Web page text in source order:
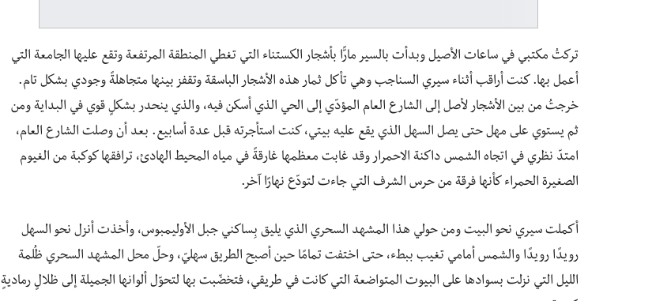
تركتُ مكتبي في ساعات الأصيل وبدأت بالسير مارًّا بأشجار الكستناء التي تغطي المنطقة المرتفعة وتقع عليها الجامعة التي
أعمل بها. كنت أراقب أثناء سيري السناجب وهي تأكل ثمار هذه الأشجار الباسقة وتقفز بينها متجاهلةً وجودي بشكل تام.
خرجتُ من بين الأشجار لأصل إلى الشارع العام المؤدّي إلى الحي الذي أسكن فيه، والذي ينحدر بشكلٍ قوي في البداية ومن
ثم يستوي على مهل حتى يصل السهل الذي يقع عليه بيتي، كنت استأجرته قبل عدة أسابيع. بعد أن وصلت الشارع العام،
امتدّ نظري في اتجاه الشمس داكنة الاحمرار وقد غابت معظمها غارقةً في مياه المحيط الهادئ، ترافقها كوكبة من الغيوم
الصغيرة الحمراء كأنها فرقة من حرس الشرف التي جاءت لتودّع نهارًا آخر.
أكملت سيري نحو البيت ومن حولي هذا المشهد السحري الذي يليق بِساكني جبل الأوليمبوس، وأخذت أنزل نحو السهل
رويدًا رويدًا والشمس أمامي تغيب ببطء، حتى اختفت تمامًا حين أصبح الطريق سهليّ، وحلّ محل المشهد السحري ظُلمة
الليل التي نزلت بسوادها على البيوت المتواضعة التي كانت في طريقي، فتخضّبت بها لتحوّل ألوانها الجميلة إلى ظلالٍ رماديةٍ